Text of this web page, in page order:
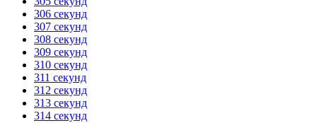
306 секунд
307 секунд
308 секунд
309 секунд
310 секунд
311 секунд
312 секунд
313 секунд
314 секунд